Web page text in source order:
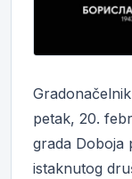
petak, 20.
grada Doboja
istaknutog